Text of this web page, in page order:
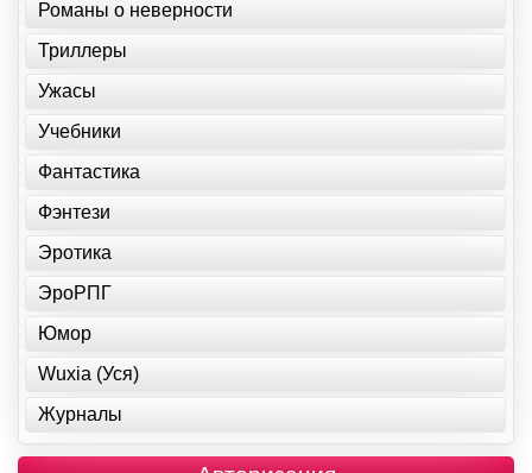
Романы о неверности
Триллеры
Ужасы
Учебники
Фантастика
Фэнтези
Эротика
ЭроРПГ
Юмор
Wuxia (Уся)
Журналы